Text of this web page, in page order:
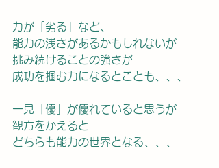
力が「劣る」など、
能力の浅さがあるかもしれないが
挑み続けることの強さが
成功を掴む力になるとことも、、、
一見「優」が優れていると思うが
観方をかえると
どちらも能力の世界となる、、、